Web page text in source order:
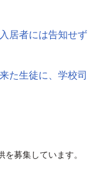
居者には告知せず
た生徒に、学校司
募集しています。